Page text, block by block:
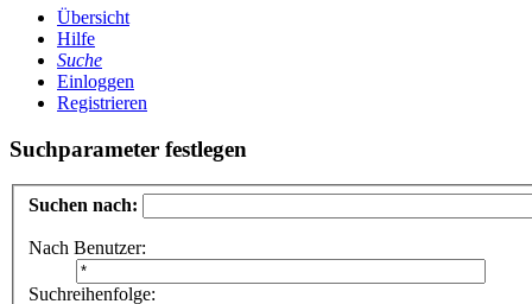
Übersicht
Hilfe
Suche
Einloggen
Registrieren
Suchparameter festlegen
Suchen nach:
Nach Benutzer:
Suchreihenfolge: